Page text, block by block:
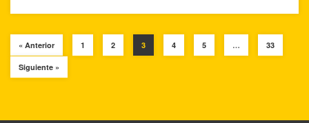
« Anterior 1 2 3 4 5 … 33
Siguiente »